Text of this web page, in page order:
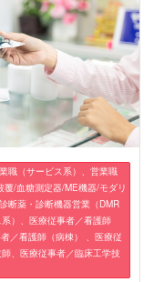
職（サービス系）、営業職
覆/血糖測定器/ME機器/モダリ
断薬・診断機器営業（DMR
）、医療従事者／看護師
／看護師（病棟） 、医療従
、医療従事者／臨床工学技